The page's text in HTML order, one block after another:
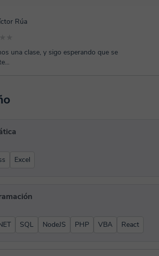
Rúa
una clase, y sigo esperando que se
Excel
SQL NodeJS PHP VBA React